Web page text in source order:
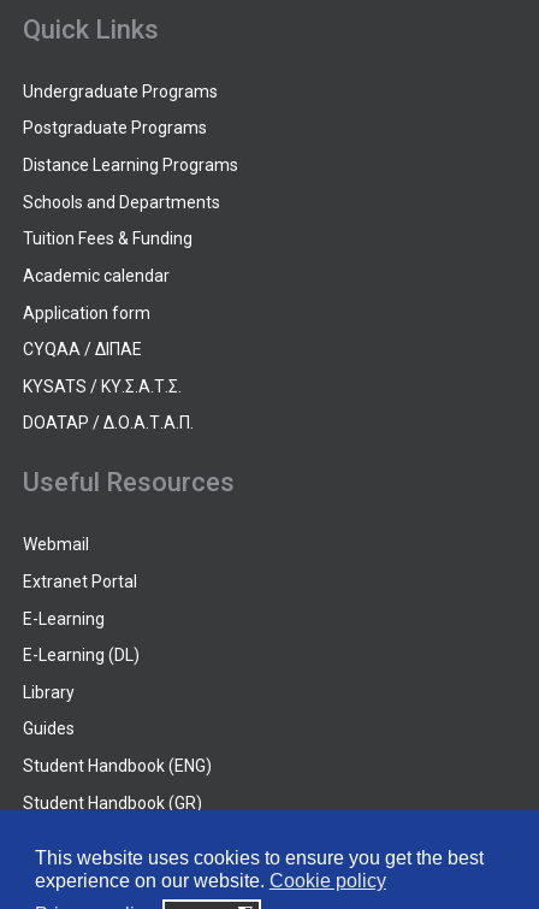
This website uses cookies to ensure you get the best
experience on our website. Cookie policy
Quick Links
Undergraduate Programs
Postgraduate Programs
Distance Learning Programs
Schools and Departments
Tuition Fees & Funding
Academic calendar
Application form
CYQAA / ΔΙΠΑΕ
KYSATS / ΚΥ.Σ.Α.Τ.Σ.
DOATAP / Δ.Ο.Α.Τ.Α.Π.
Useful Resources
Webmail
Extranet Portal
E-Learning
E-Learning (DL)
Library
Guides
Student Handbook (ENG)
Student Handbook (GR)
© 2026 Frederick University